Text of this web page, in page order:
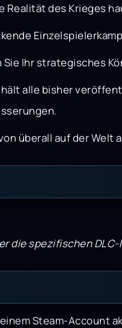
Realität des Krieges
Sie Ihr strategisches
alle bisher
überall auf der
die spezifischen
Steam-